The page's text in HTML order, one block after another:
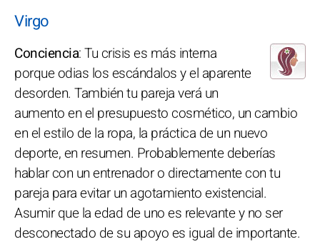
Virgo
Conciencia: Tu crisis es más interna
porque odias los escándalos y el aparente
desorden. También tu pareja verá un
aumento en el presupuesto cosmético, un cambio
en el estilo de la ropa, la práctica de un nuevo
deporte, en resumen. Probablemente deberías
hablar con un entrenador o directamente con tu
pareja para evitar un agotamiento existencial.
Asumir que la edad de uno es relevante y no ser
desconectado de su apoyo es igual de importante.